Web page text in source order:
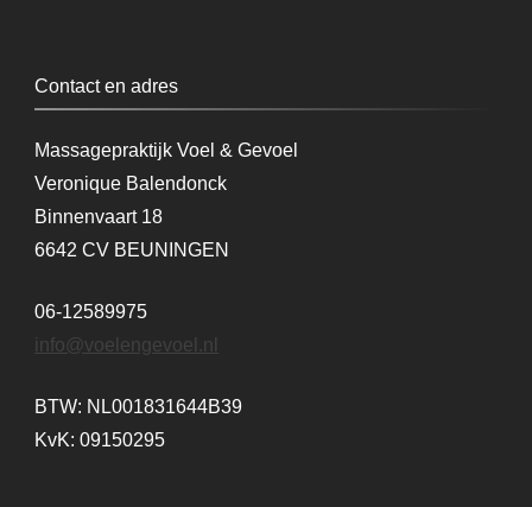
Contact en adres
Massagepraktijk Voel & Gevoel
Veronique Balendonck
Binnenvaart 18
6642 CV BEUNINGEN
06-12589975
info@voelengevoel.nl
BTW: NL001831644B39
KvK: 09150295